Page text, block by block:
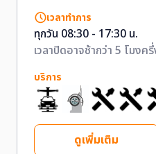
เวลาทำการ
ทุกวัน 08:30 - 17:30 น.
เวลาปิดอาจช้ากว่า 5 โมงค
บริการ
ดูเพิ่มเติม